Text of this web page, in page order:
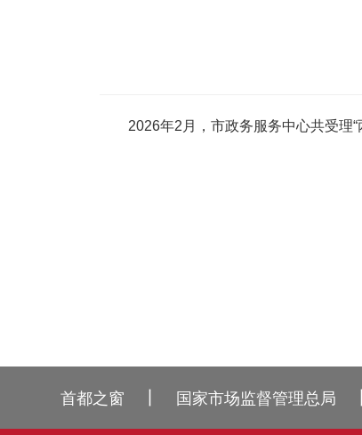
2026年2月，市政务服务中心共受理“
首都之窗 国家市场监督管理总局